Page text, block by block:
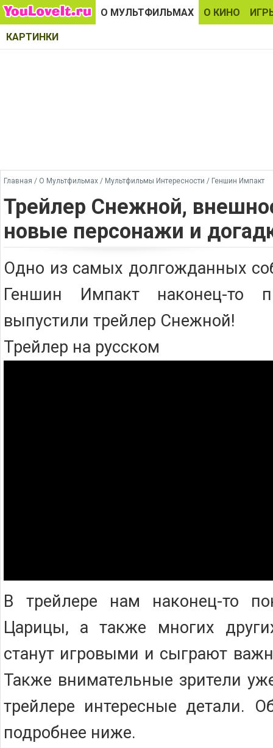
О МУЛЬТФИЛЬМАХ О КИНО
КАРТИНКИ
Главная / О Мультфильмах / Мультфильмы Интересности / Геншин Импакт
Трейлер Снежной,
новые персонажи и
Одно из самых долгожданных
Геншин Импакт наконец-то
выпустили трейлер Снежной!
Трейлер на русском
В трейлере нам наконец-то
Царицы, а также многих
станут игровыми и сыграют
Также внимательные зрители
трейлере интересные детали.
подробнее ниже.